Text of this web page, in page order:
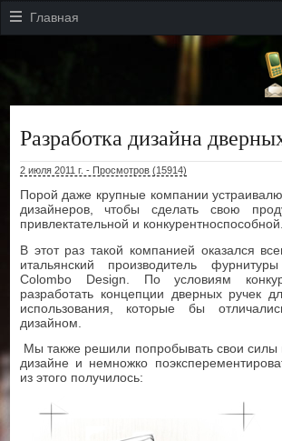
Главная
Разработка дизайна
2 июля 2011 г. - Просмотров (15914)
Порой даже крупные компании
дизайнеров, чтобы сделать свою
привлектательной и конкурентноспособной.
В этот раз такой компанией оказался
итальянский производитель
Colombo Design. По условиям
разработать концепции дверных ручек
использования, которые бы
дизайном.
Мы также решили попробывать свои
дизайне и немножко
из этого получилось: